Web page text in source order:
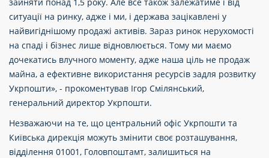
ситуації на ринку, адже і ми, і держава зацікавлені у
найвигіднішому продажі активів. Зараз ринок нерухомості
на спаді і бізнес лише відновлюється. Тому ми маємо
дочекатись влучного моменту, адже наша ціль не продаж
майна, а ефективне використання ресурсів задля розвитку
Укрпошти», - прокоментував Ігор Смілянський,
генеральний директор Укрпошти.
Незважаючи на те, що центральний офіс Укрпошти та
Київська дирекція можуть змінити своє розташування,
відділення 01001, Головпоштамт, залишиться на